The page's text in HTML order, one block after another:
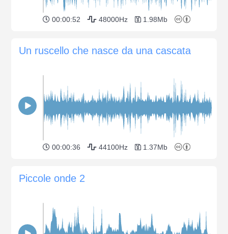
00:00:52 48000Hz 1.98Mb
Un ruscello che nasce da una cascata
00:00:36 44100Hz 1.37Mb
Piccole onde 2